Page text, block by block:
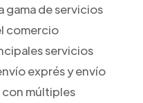
gama de servicios
comercio
servicios
exprés y envío
con múltiples